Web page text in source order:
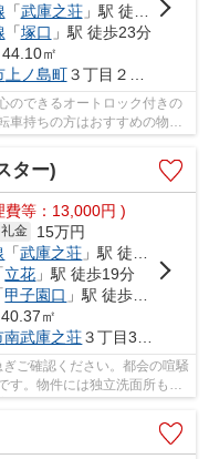
「武庫之荘」駅 徒歩16分
「塚口 」駅 徒歩23分
㎡
上ノ島町３丁目２８－１８
のできるオートロック付きの
持ちの方はおすすめの物件
た魅...
ター)
費等：13,000円 )
礼金
15万円
「武庫之荘 」駅 徒歩6分
立花 」駅 徒歩19分
甲子園口 」駅 徒歩32分
㎡
南武庫之荘３丁目33-10
ご確認ください。都会の喧騒
。物件には独立洗面所もあ
配ボ...